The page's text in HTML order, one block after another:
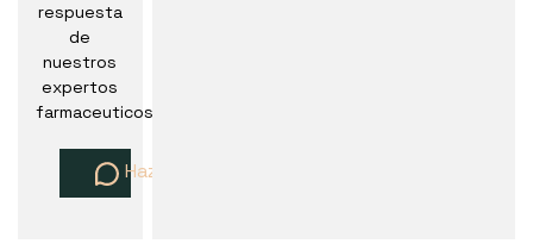
respuesta
de
nuestros
expertos
farmaceuticos
Haz una pregunta